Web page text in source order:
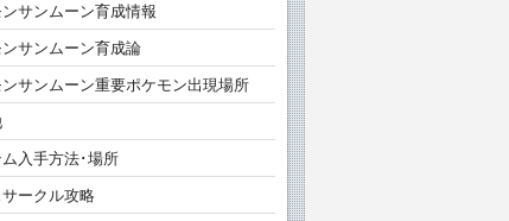
サンムーン育成情報
サンムーン育成論
サンムーン重要ポケモン出現場所
入手方法･場所
ークル攻略